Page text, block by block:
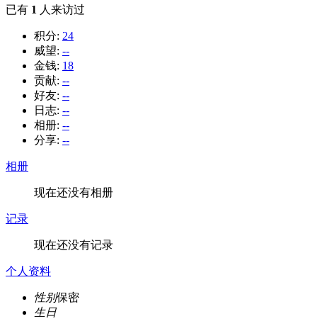
已有 1 人来访过
积分: 24
威望: --
金钱: 18
贡献: --
好友: --
日志: --
相册: --
分享: --
相册
现在还没有相册
记录
现在还没有记录
个人资料
性别保密
生日